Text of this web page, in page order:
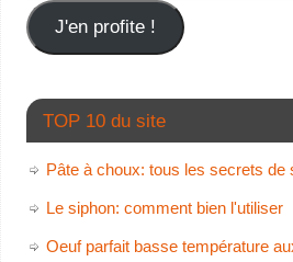
J'en profite !
TOP 10 du site
Pâte à choux: tous les secrets de
Le siphon: comment bien l'utiliser
Oeuf parfait basse température